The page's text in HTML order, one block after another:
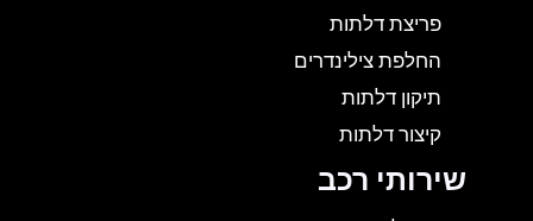
פריצת דלתות
החלפת צילינדרים
תיקון דלתות
קיצור דלתות
שירותי רכב